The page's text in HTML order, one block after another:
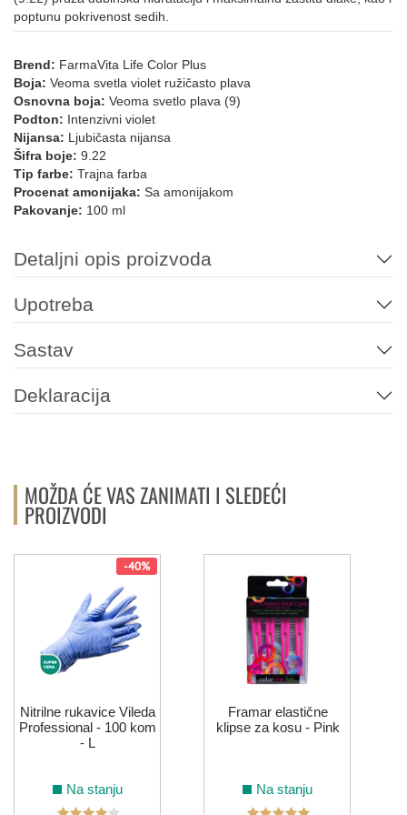
12.12 12.21 12.021
10.21 Pink 7.72/7.82
912 10.11 6.12 10.12
0.66 Green
poptunu pokrivenost sedih.
Brend: FarmaVita Life Color Plus
Boja: Veoma svetla violet ružičasto plava
Osnovna boja: Veoma svetlo plava (9)
Podton: Intenzivni violet
Nijansa: Ljubičasta nijansa
Šifra boje: 9.22
Tip farbe: Trajna farba
Procenat amonijaka: Sa amonijakom
Pakovanje: 100 ml
Detaljni opis proizvoda
Upotreba
Sastav
Deklaracija
MOŽDA ĆE VAS ZANIMATI I SLEDEĆI
PROIZVODI
-40%
Nitrilne rukavice Vileda
Professional - 100 kom
- L
Na stanju
Framar elastične
klipse za kosu - Pink
Na stanju